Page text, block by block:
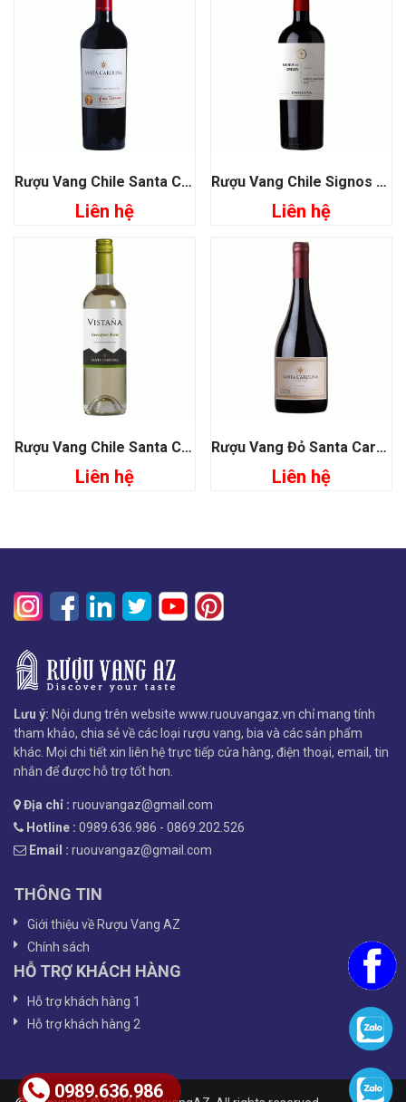
Rượu Vang Chile Santa Carolina Gran Reserva Cabernet Sauvignon
Liên hệ
Rượu Vang Chile Signos De Origen Cabernet Sauvignon
Liên hệ
Rượu Vang Chile Santa Carolina Vistaña Sauvignon Blanc
Liên hệ
Rượu Vang Đỏ Santa Carolina Reserva De DE Familia Syrah
Liên hệ
Lưu ý: Nội dung trên website www.ruouvangaz.vn chỉ mang tính
tham khảo, chia sẻ về các loại rượu vang, bia và các sản phẩm
khác. Mọi chi tiết xin liên hệ trực tiếp cửa hàng, điện thoại, email, tin
nhắn để được hỗ trợ tốt hơn.
Địa chỉ : ruouvangaz@gmail.com
Hotline : 0989.636.986 - 0869.202.526
Email : ruouvangaz@gmail.com
THÔNG TIN
Giới thiệu về Rượu Vang AZ
Chính sách
HỖ TRỢ KHÁCH HÀNG
Hỗ trợ khách hàng 1
Hỗ trợ khách hàng 2
0989.636.986